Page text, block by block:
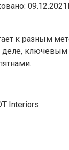
09.12.2021
к разным
ключевым
Interiors